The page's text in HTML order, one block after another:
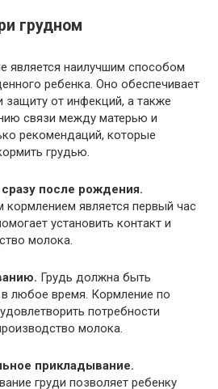
грудном
является наилучшим способом
ребенка. Оно обеспечивает
защиту от инфекций, а также
связи между матерью и
рекомендаций, которые
грудью.
после рождения.
является первый час
установить контакт и
молока.
Грудь должна быть
любое время. Кормление по
потребности
молока.
прикладывание.
груди позволяет ребенку